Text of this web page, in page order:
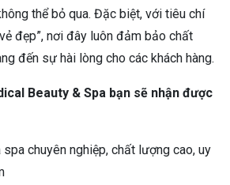
thể bỏ qua. Đặc biệt, với tiêu chí
đẹp”, nơi đây luôn đảm bảo chất
đến sự hài lòng cho các khách hàng.
Beauty & Spa bạn sẽ nhận được
chuyên nghiệp, chất lượng cao, uy